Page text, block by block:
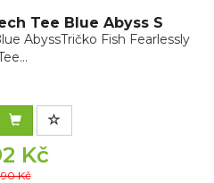
Tee Blue Abyss S
AbyssTričko Fish Fearlessly
Kč
Kč